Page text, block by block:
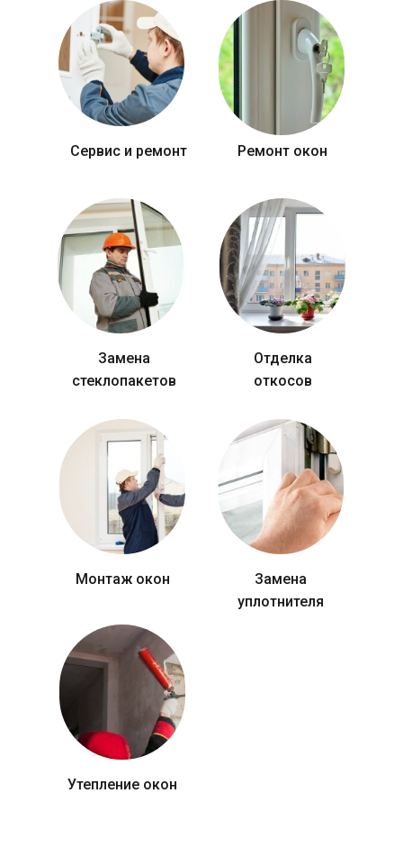
Сервис и ремонт Ремонт окон
Замена
стеклопакетов
Отделка
откосов
Монтаж окон
Замена
уплотнителя
Утепление окон